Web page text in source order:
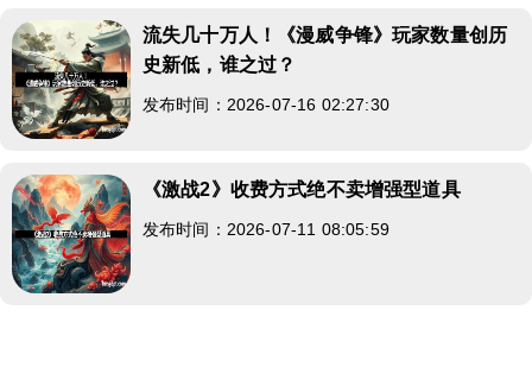
流失几十万人！《漫威争锋》玩家数量创历
史新低，谁之过？
发布时间：2026-07-16 02:27:30
《激战2》收费方式绝不卖增强型道具
发布时间：2026-07-11 08:05:59